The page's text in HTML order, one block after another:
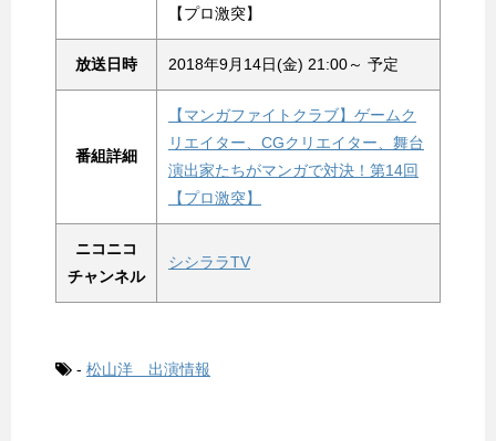
【プロ激突】
放送日時 2018年9月14日(金) 21:00～ 予定
番組詳細
【マンガファイトクラブ】ゲームク
リエイター、CGクリエイター、舞台
演出家たちがマンガで対決！第14回
【プロ激突】
ニコニコ
チャンネル
シシララTV
- 松山洋 出演情報